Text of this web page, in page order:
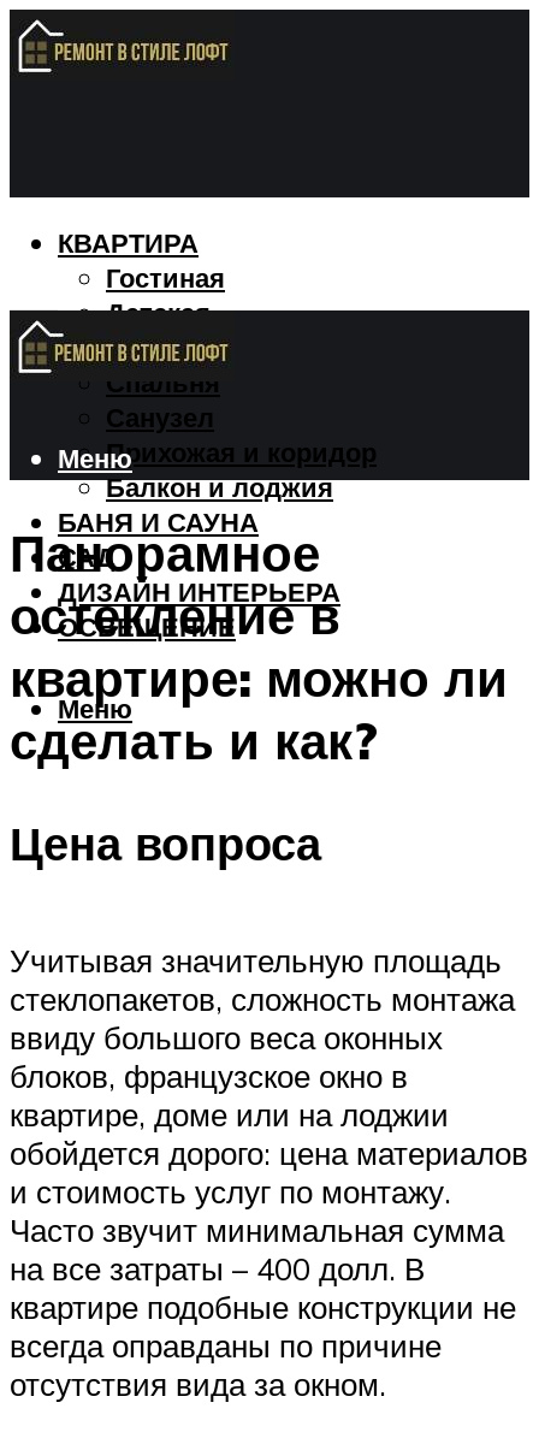
КВАРТИРА
Гостиная
Детская
Кухня
Спальня
Санузел
Прихожая и коридор
Балкон и лоджия
БАНЯ И САУНА
САД
ДИЗАЙН ИНТЕРЬЕРА
ОСВЕЩЕНИЕ
Меню
Меню
Панорамное
остекление в
квартире: можно ли
сделать и как?
Цена вопроса
Учитывая значительную площадь
стеклопакетов, сложность монтажа
ввиду большого веса оконных
блоков, французское окно в
квартире, доме или на лоджии
обойдется дорого: цена материалов
и стоимость услуг по монтажу.
Часто звучит минимальная сумма
на все затраты – 400 долл. В
квартире подобные конструкции не
всегда оправданы по причине
отсутствия вида за окном.